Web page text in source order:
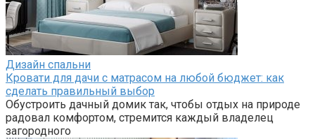
Дизайн спальни
Кровати для дачи с матрасом на любой бюджет: как
сделать правильный выбор
Обустроить дачный домик так, чтобы отдых на природе
радовал комфортом, стремится каждый владелец
загородного